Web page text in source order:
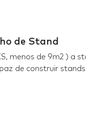
de Stand
menos de 9m2 ) a
de construir